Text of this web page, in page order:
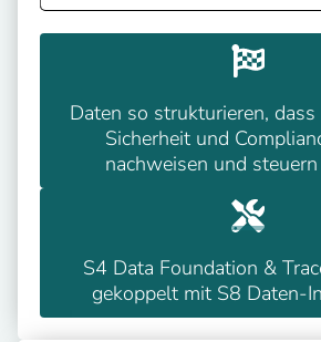
Daten so strukturieren,
Sicherheit und
nachweisen und
S4 Data Foundation &
gekoppelt mit S8 Daten-